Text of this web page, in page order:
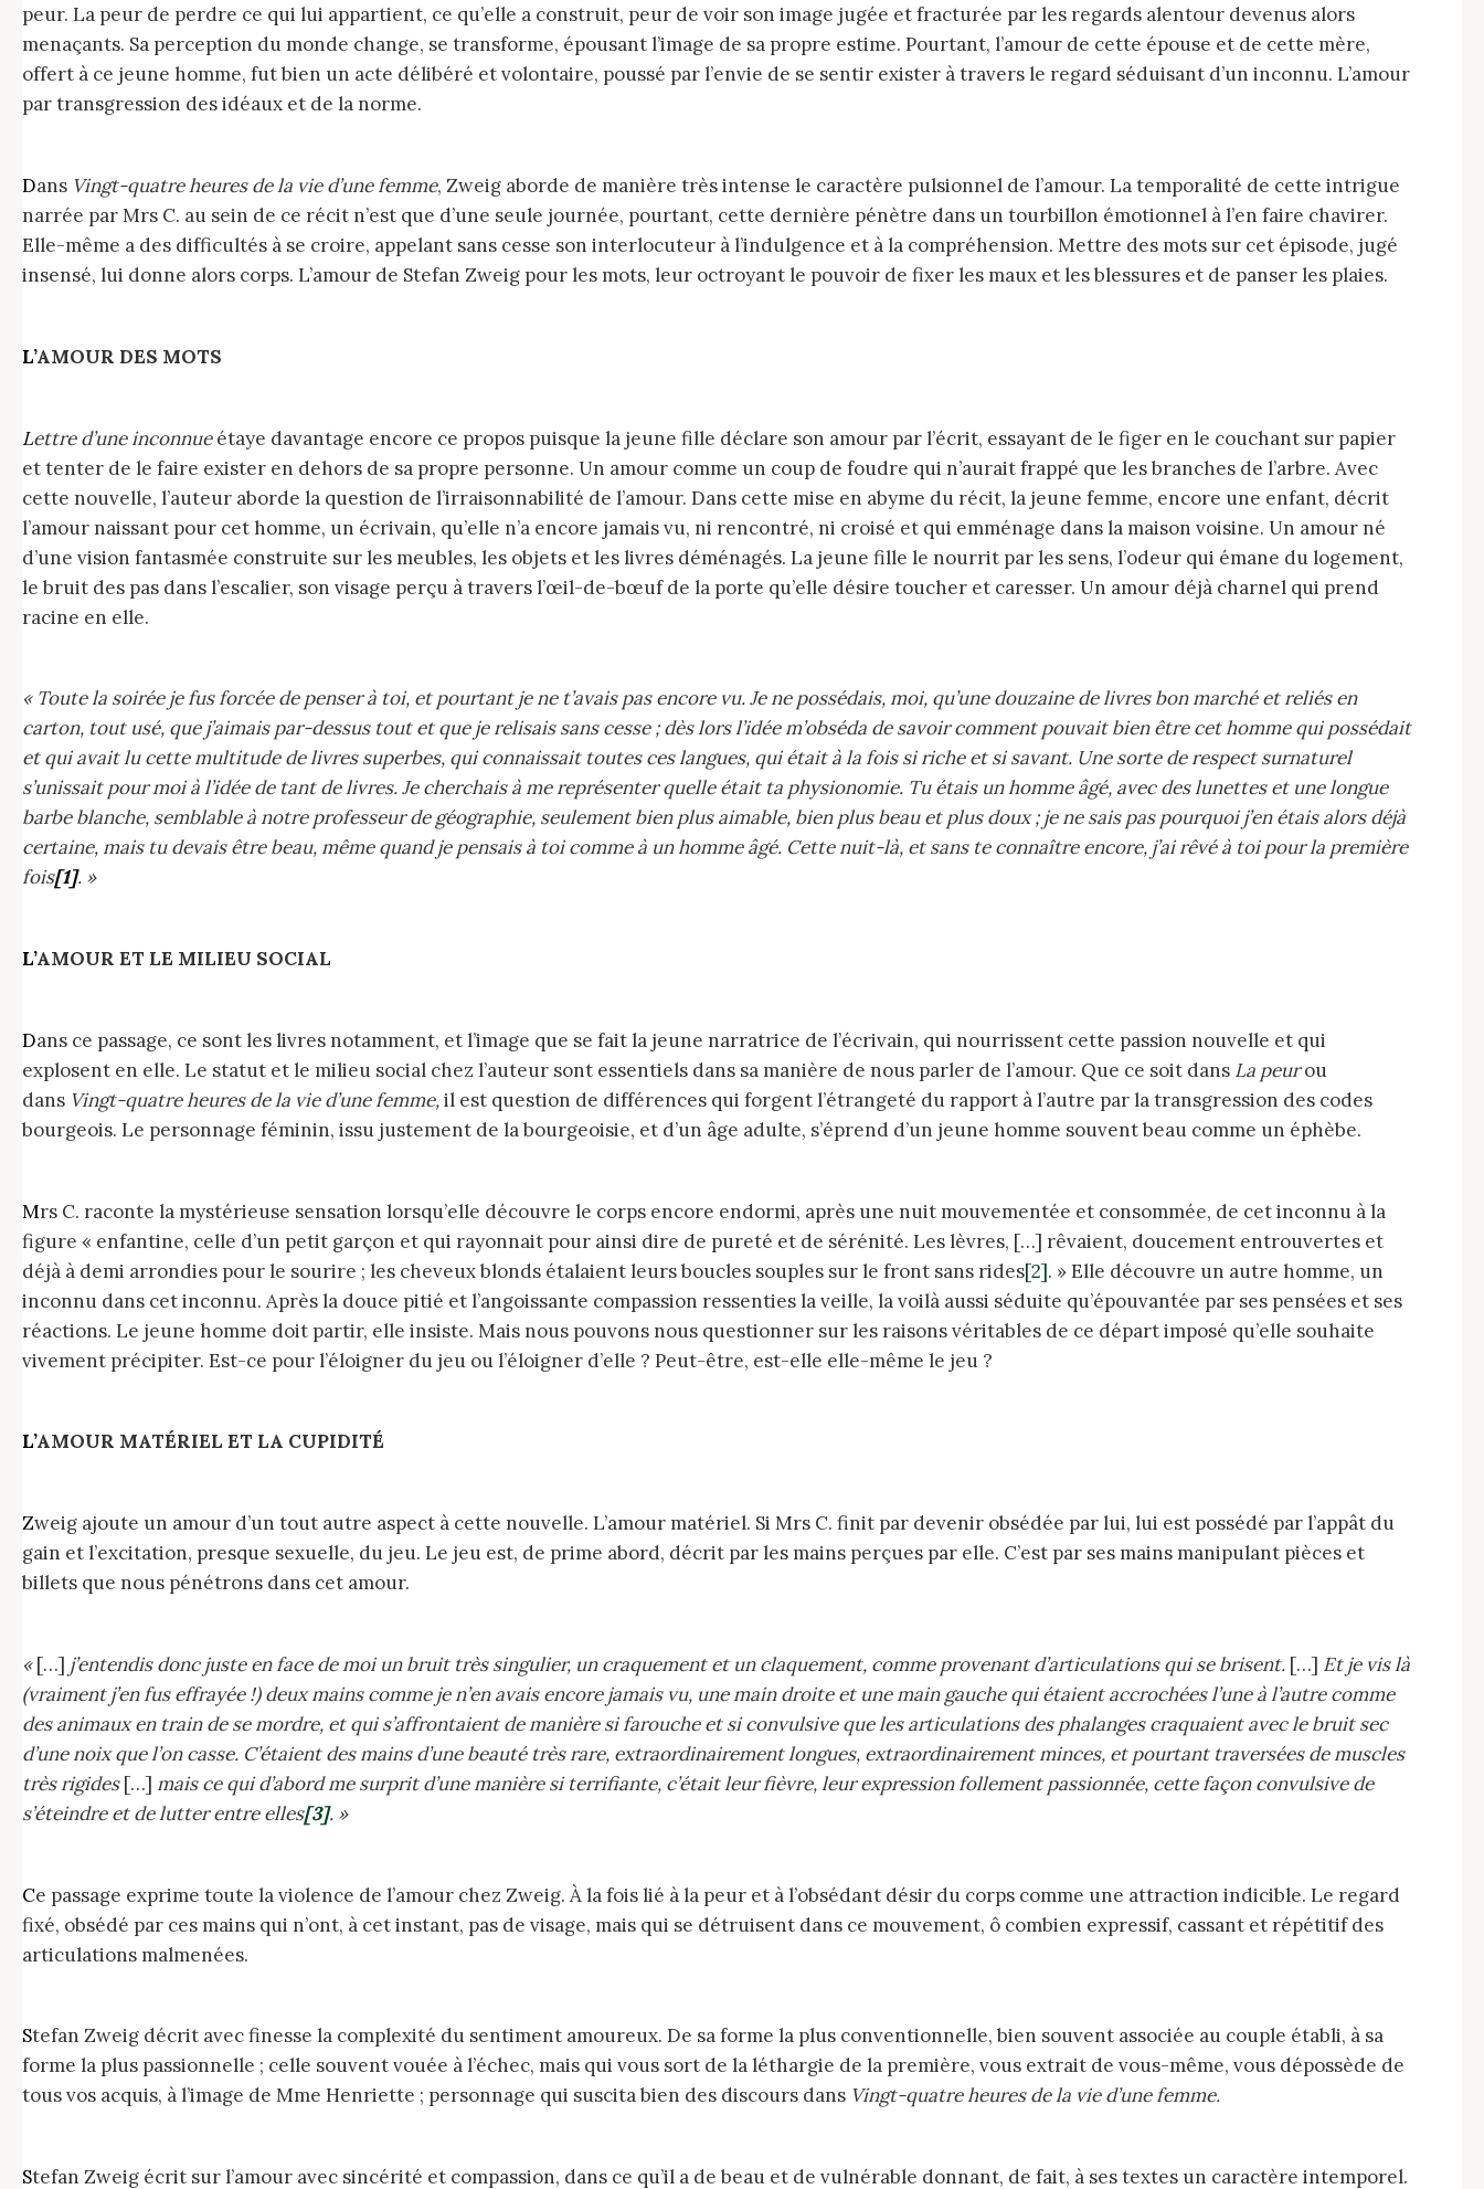
peur. La peur de perdre ce qui lui appartient, ce qu’elle a construit, peur de voir son image jugée et fracturée par les regards alentour devenus alors
menaçants. Sa perception du monde change, se transforme, épousant l’image de sa propre estime. Pourtant, l’amour de cette épouse et de cette mère,
offert à ce jeune homme, fut bien un acte délibéré et volontaire, poussé par l’envie de se sentir exister à travers le regard séduisant d’un inconnu. L’amour
par transgression des idéaux et de la norme.
Dans Vingt-quatre heures de la vie d’une femme, Zweig aborde de manière très intense le caractère pulsionnel de l’amour. La temporalité de cette intrigue
narrée par Mrs C. au sein de ce récit n’est que d’une seule journée, pourtant, cette dernière pénètre dans un tourbillon émotionnel à l’en faire chavirer.
Elle-même a des difficultés à se croire, appelant sans cesse son interlocuteur à l’indulgence et à la compréhension. Mettre des mots sur cet épisode, jugé
insensé, lui donne alors corps. L’amour de Stefan Zweig pour les mots, leur octroyant le pouvoir de fixer les maux et les blessures et de panser les plaies.
L’AMOUR DES MOTS
Lettre d’une inconnueétaye davantage encore ce propos puisque la jeune fille déclare son amour par l’écrit, essayant de le figer en le couchant sur papier
et tenter de le faire exister en dehors de sa propre personne. Un amour comme un coup de foudre qui n’aurait frappé que les branches de l’arbre. Avec
cette nouvelle, l’auteur aborde la question de l’irraisonnabilité de l’amour. Dans cette mise en abyme du récit, la jeune femme, encore une enfant, décrit
l’amour naissant pour cet homme, un écrivain, qu’elle n’a encore jamais vu, ni rencontré, ni croisé et qui emménage dans la maison voisine. Un amour né
d’une vision fantasmée construite sur les meubles, les objets et les livres déménagés. La jeune fille le nourrit par les sens, l’odeur qui émane du logement,
le bruit des pas dans l’escalier, son visage perçu à travers l’œil-de-bœuf de la porte qu’elle désire toucher et caresser. Un amour déjà charnel qui prend
racine en elle.
« Toute la soirée je fus forcée de penser à toi, et pourtant je ne t’avais pas encore vu. Je ne possédais, moi, qu’une douzaine de livres bon marché et reliés en
carton, tout usé, que j’aimais par-dessus tout et que je relisais sans cesse ; dès lors l’idée m’obséda de savoir comment pouvait bien être cet homme qui possédait
et qui avait lu cette multitude de livres superbes, qui connaissait toutes ces langues, qui était à la fois si riche et si savant. Une sorte de respect surnaturel
s’unissait pour moi à l’idée de tant de livres. Je cherchais à me représenter quelle était ta physionomie. Tu étais un homme âgé, avec des lunettes et une longue
barbe blanche, semblable à notre professeur de géographie, seulement bien plus aimable, bien plus beau et plus doux ; je ne sais pas pourquoi j’en étais alors déjà
certaine, mais tu devais être beau, même quand je pensais à toi comme à un homme âgé. Cette nuit-là, et sans te connaître encore, j’ai rêvé à toi pour la première
fois[1]. »
L’AMOUR ET LE MILIEU SOCIAL
Dans ce passage, ce sont les livres notamment, et l’image que se fait la jeune narratrice de l’écrivain, qui nourrissent cette passion nouvelle et qui
explosent en elle. Le statut et le milieu social chez l’auteur sont essentiels dans sa manière de nous parler de l’amour. Que ce soit dans La peurou
dans Vingt-quatre heures de la vie d’une femme,il est question de différences qui forgent l’étrangeté du rapport à l’autre par la transgression des codes
bourgeois. Le personnage féminin, issu justement de la bourgeoisie, et d’un âge adulte, s’éprend d’un jeune homme souvent beau comme un éphèbe.
Mrs C. raconte la mystérieuse sensation lorsqu’elle découvre le corps encore endormi, après une nuit mouvementée et consommée, de cet inconnu à la
figure « enfantine, celle d’un petit garçon et qui rayonnait pour ainsi dire de pureté et de sérénité. Les lèvres, […] rêvaient, doucement entrouvertes et
déjà à demi arrondies pour le sourire ; les cheveux blonds étalaient leurs boucles souples sur le front sans rides[2]. » Elle découvre un autre homme, un
inconnu dans cet inconnu. Après la douce pitié et l’angoissante compassion ressenties la veille, la voilà aussi séduite qu’épouvantée par ses pensées et ses
réactions. Le jeune homme doit partir, elle insiste. Mais nous pouvons nous questionner sur les raisons véritables de ce départ imposé qu’elle souhaite
vivement précipiter. Est-ce pour l’éloigner du jeu ou l’éloigner d’elle ? Peut-être, est-elle elle-même le jeu ?
L’AMOUR MATÉRIEL ET LA CUPIDITÉ
Zweig ajoute un amour d’un tout autre aspect à cette nouvelle. L’amour matériel. Si Mrs C. finit par devenir obsédée par lui, lui est possédé par l’appât du
gain et l’excitation, presque sexuelle, du jeu. Le jeu est, de prime abord, décrit par les mains perçues par elle. C’est par ses mains manipulant pièces et
billets que nous pénétrons dans cet amour.
«[…] j’entendis donc juste en face de moi un bruit très singulier, un craquement et un claquement, comme provenant d’articulations qui se brisent. […] Et je vis là
(vraiment j’en fus effrayée !) deux mains comme je n’en avais encore jamais vu, une main droite et une main gauche qui étaient accrochées l’une à l’autre comme
des animaux en train de se mordre, et qui s’affrontaient de manière si farouche et si convulsive que les articulations des phalanges craquaient avec le bruit sec
d’une noix que l’on casse. C’étaient des mains d’une beauté très rare, extraordinairement longues, extraordinairement minces, et pourtant traversées de muscles
très rigides[…] mais ce qui d’abord me surprit d’une manière si terrifiante, c’était leur fièvre, leur expression follement passionnée, cette façon convulsive de
s’éteindre et de lutter entre elles[3]. »
Ce passage exprime toute la violence de l’amour chez Zweig. À la fois lié à la peur et à l’obsédant désir du corps comme une attraction indicible. Le regard
fixé, obsédé par ces mains qui n’ont, à cet instant, pas de visage, mais qui se détruisent dans ce mouvement, ô combien expressif, cassant et répétitif des
articulations malmenées.
Stefan Zweig décrit avec finesse la complexité du sentiment amoureux. De sa forme la plus conventionnelle, bien souvent associée au couple établi, à sa
forme la plus passionnelle ; celle souvent vouée à l’échec, mais qui vous sort de la léthargie de la première, vous extrait de vous-même, vous dépossède de
tous vos acquis, à l’image de Mme Henriette ; personnage qui suscita bien des discours dans Vingt-quatre heures de la vie d’une femme.
Stefan Zweig écrit sur l’amour avec sincérité et compassion, dans ce qu’il a de beau et de vulnérable donnant, de fait, à ses textes un caractère intemporel.